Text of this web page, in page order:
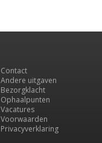
Contact
Andere uitgaven
Bezorgklacht
Ophaalpunten
Vacatures
Voorwaarden
Privacyverklaring